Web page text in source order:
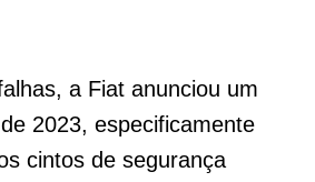
a Fiat anunciou um
2023, especificamente
cintos de segurança